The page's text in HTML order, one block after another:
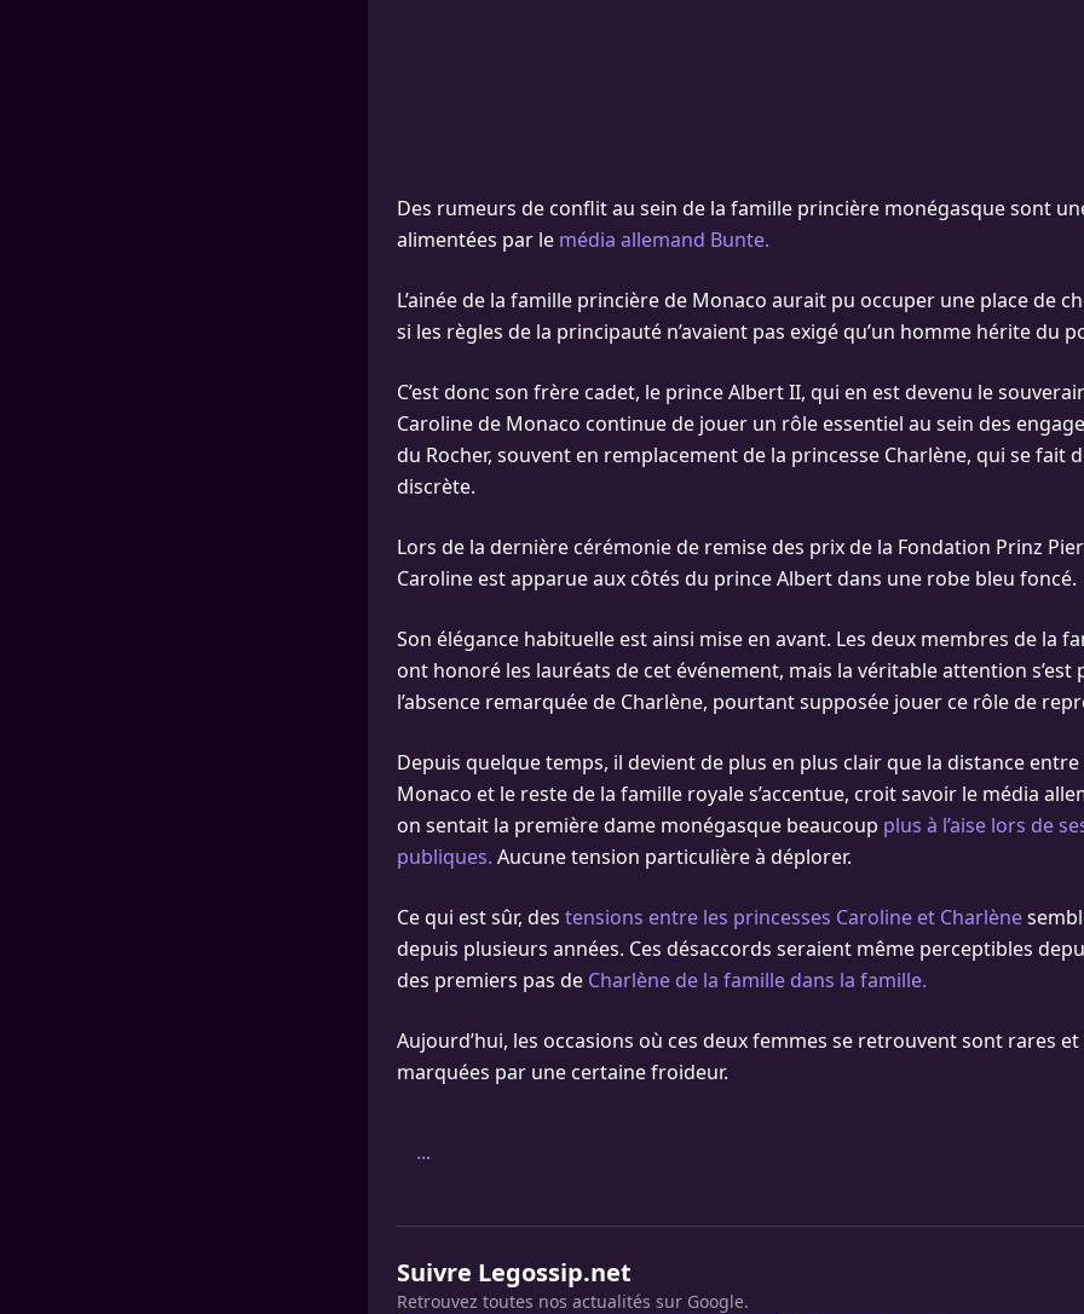
Des rumeurs de conflit au sein de la famille princière monégasque sont
alimentées par le média allemand Bunte.
L’ainée de la famille princière de Monaco aurait pu occuper une place de
si les règles de la principauté n’avaient pas exigé qu’un homme hérite du
C’est donc son frère cadet, le prince Albert II, qui en est devenu le
Caroline de Monaco continue de jouer un rôle essentiel au sein des
du Rocher, souvent en remplacement de la princesse Charlène, qui se fait
discrète.
Lors de la dernière cérémonie de remise des prix de la Fondation Prinz
Caroline est apparue aux côtés du prince Albert dans une robe bleu foncé.
Son élégance habituelle est ainsi mise en avant. Les deux membres de la
ont honoré les lauréats de cet événement, mais la véritable attention s’est
l’absence remarquée de Charlène, pourtant supposée jouer ce rôle de
Depuis quelque temps, il devient de plus en plus clair que la distance entre
Monaco et le reste de la famille royale s’accentue, croit savoir le média
on sentait la première dame monégasque beaucoup plus à l’aise lors de
publiques. Aucune tension particulière à déplorer.
Ce qui est sûr, des tensions entre les princesses Caroline et Charlène
depuis plusieurs années. Ces désaccords seraient même perceptibles
des premiers pas de Charlène de la famille dans la famille.
Aujourd’hui, les occasions où ces deux femmes se retrouvent sont rares
marquées par une certaine froideur.
...
Suivre Legossip.net
Retrouvez toutes nos actualités sur Google.